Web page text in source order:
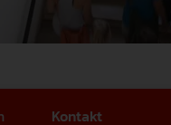
Kontakt